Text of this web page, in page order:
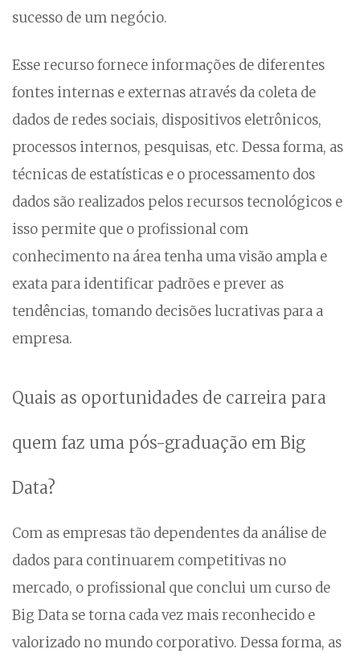
sucesso de um negócio.
Esse recurso fornece informações de diferentes
fontes internas e externas através da coleta de
dados de redes sociais, dispositivos eletrônicos,
processos internos, pesquisas, etc. Dessa forma, as
técnicas de estatísticas e o processamento dos
dados são realizados pelos recursos tecnológicos e
isso permite que o profissional com
conhecimento na área tenha uma visão ampla e
exata para identificar padrões e prever as
tendências, tomando decisões lucrativas para a
empresa.
Quais as oportunidades de carreira para
quem faz uma pós-graduação em Big
Data?
Com as empresas tão dependentes da análise de
dados para continuarem competitivas no
mercado, o profissional que conclui um curso de
Big Data se torna cada vez mais reconhecido e
valorizado no mundo corporativo. Dessa forma, as